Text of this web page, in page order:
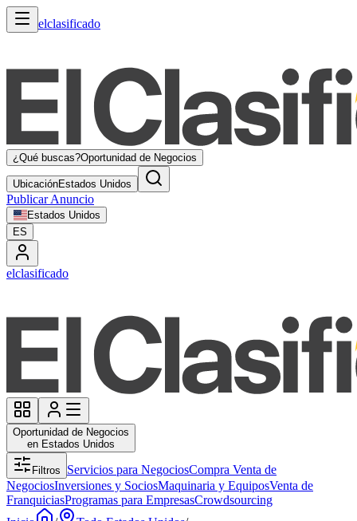
elclasificado
¿Qué buscas?Oportunidad de Negocios
UbicaciónEstados Unidos
Publicar Anuncio
Estados Unidos
ES
elclasificado
Oportunidad de Negocios
en Estados Unidos
Filtros Servicios para NegociosCompra Venta de
NegociosInversiones y SociosMaquinaria y EquiposVenta de
FranquiciasProgramas para EmpresasCrowdsourcing